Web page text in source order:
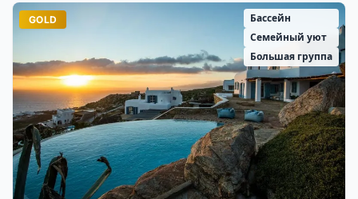
GOLD
Бассейн
Семейный уют
Большая группа